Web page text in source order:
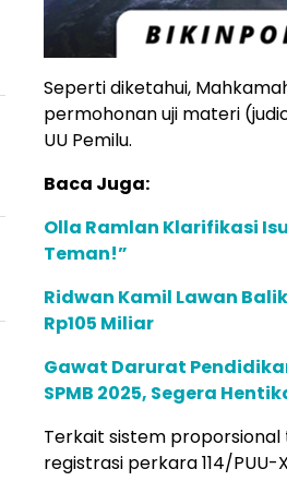
Seperti diketahui,
permohonan uji materi
UU Pemilu.
Baca Juga:
Olla Ramlan Klarifikasi
Teman!”
Ridwan Kamil Lawan
Rp105 Miliar
Gawat Darurat
SPMB 2025, Segera
Terkait sistem
registrasi perkara 114/PUU-